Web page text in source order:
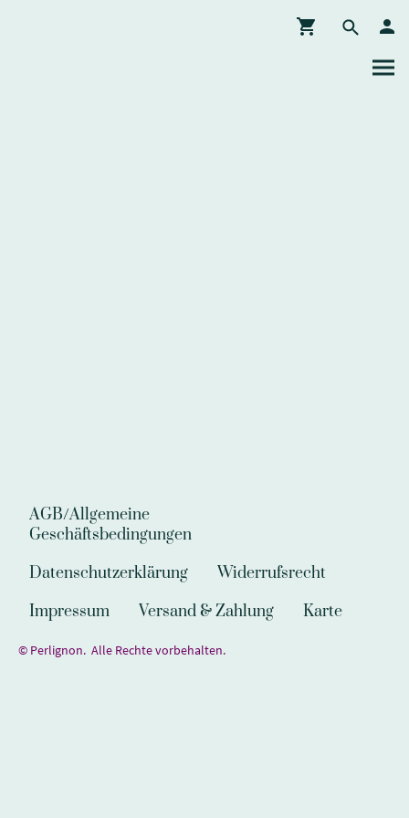
AGB/Allgemeine
Geschäftsbedingungen
Datenschutzerklärung
Widerrufsrecht
Impressum
Versand & Zahlung Karte
© Perlignon. Alle Rechte vorbehalten.